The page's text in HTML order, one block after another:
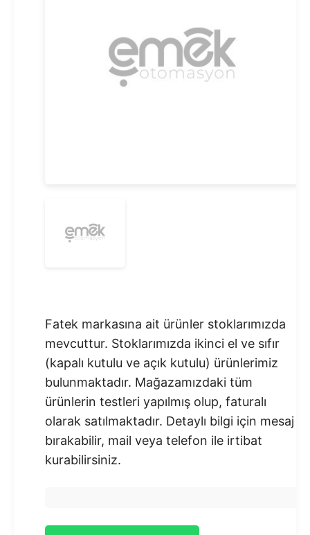
Fatek markasına ait ürünler stoklarımızda
mevcuttur. Stoklarımızda ikinci el ve sıfır
(kapalı kutulu ve açık kutulu) ürünlerimiz
bulunmaktadır.​ Mağazamızdaki tüm
ürünlerin testleri yapılmış olup, faturalı
olarak satılmaktadır. Detaylı bilgi için mesaj
bırakabilir, mail veya telefon ile irtibat
kurabilirsiniz.